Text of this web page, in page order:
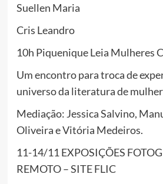
Suellen Maria
Cris Leandro
10h Piquenique Leia Mulheres
Um encontro para troca de
universo da literatura de
Mediação: Jessica Salvino,
Oliveira e Vitória Medeiros.
11-14/11 EXPOSIÇÕES
REMOTO – SITE FLIC